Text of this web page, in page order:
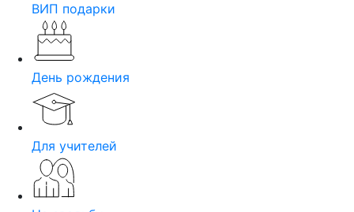
ВИП подарки
День рождения
Для учителей